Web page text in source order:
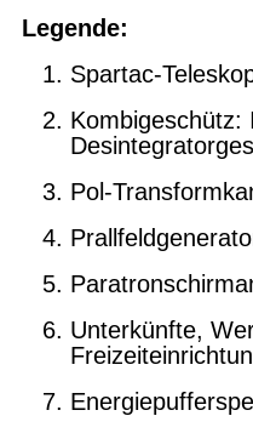
Legende:
Spartac-
Kombigeschütz:
Pol-
Unterkünfte,